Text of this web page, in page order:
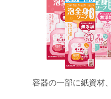
容器の一部に紙資材